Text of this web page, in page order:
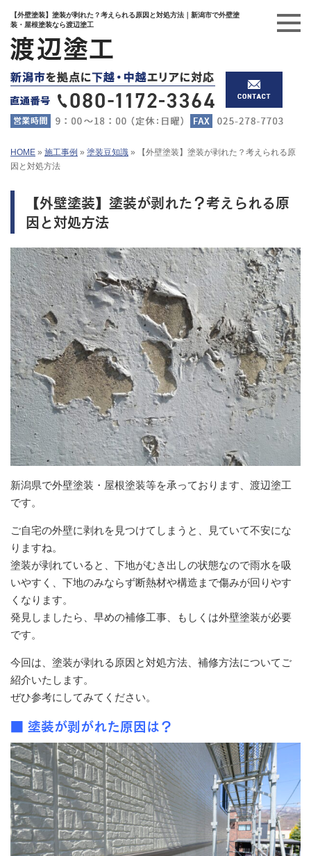
【外壁塗装】塗装が剥れた？考えられる原因と対処方法｜新潟市で外壁塗
装・屋根塗装なら渡辺塗工
HOME » 施工事例 » 塗装豆知識 »
【外壁塗装】塗装が剥れた？考えられる原
因と対処方法
【外壁塗装】塗装が剥れた？考えられる原
因と対処方法
新潟県で外壁塗装・屋根塗装等を承っております、渡辺塗工
です。
ご自宅の外壁に剥れを見つけてしまうと、見ていて不安にな
りますね。
塗装が剥れていると、下地がむき出しの状態なので雨水を吸
いやすく、下地のみならず断熱材や構造まで傷みが回りやす
くなります。
発見しましたら、早めの補修工事、もしくは外壁塗装が必要
です。
今回は、塗装が剥れる原因と対処方法、補修方法についてご
紹介いたします。
ぜひ参考にしてみてください。
■ 塗装が剥がれた原因は？